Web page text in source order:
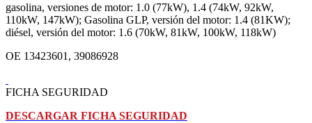
gasolina, versiones de motor: 1.0 (77kW), 1.4 (74kW, 92kW,
110kW, 147kW); Gasolina GLP, versión del motor: 1.4 (81KW);
diésel, versión del motor: 1.6 (70kW, 81kW, 100kW, 118kW)
OE 13423601, 39086928
FICHA SEGURIDAD
DESCARGAR FICHA SEGURIDAD